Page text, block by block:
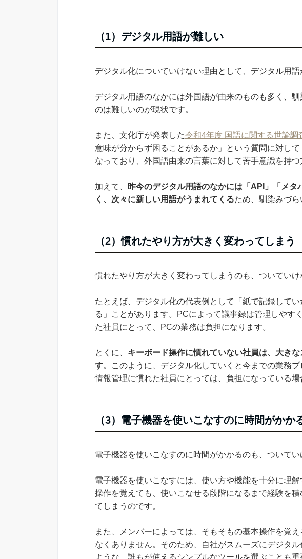
（1）デジタル用語が難しい
デジタル化についていけない理由として、デジタル用語
デジタル用語のなかには外国語が由来のものも多く、
のは難しいのが現状です。
また、文化庁が発表した令和4年度 国語に関する世論調
意味が分からず困ることがあるか」という質問に対し
なっており、外国語由来の言葉に対して苦手意識を持つ
加えて、
昨今のデジタル用語のなかには「API」「メタ
く、次々に新しい用語がうまれてくるため、馴染みづら
（2）慣れたやり方が大きく変わってしまう
慣れたやり方が大きく変わってしまうのも、ついていけ
たとえば、デジタル化の代表例として「紙で記録して
る」ことがあります。PCによって議事録は管理しやす
た社員にとって、PCの業務は負担になります。
とくに、 キーボード操作に慣れていない社員は、大き
す。このように、デジタル化していくと今までの業務
情報管理に慣れた社員にとっては、負担になっている場
（3）電子機器を使いこなすのに時間がかか
電子機器を使いこなすのに時間がかかるのも、ついてい
電子機器を使いこなすには、使い方や機能を十分に理
操作を覚えても、使いこなせる段階になるまで経験を
てしまうのです。
また、メンバーによっては、そもそもの基本操作を覚
なくありません。そのため、自社がスムーズにデジタ